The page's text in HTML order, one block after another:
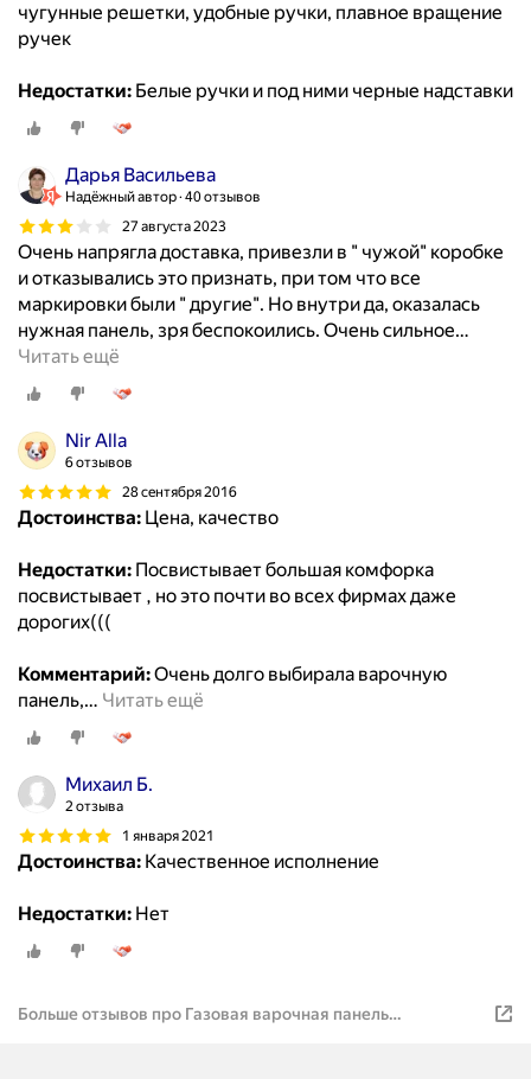
чугунные решетки, удобные ручки, плавное вращение
ручек
Недостатки: Белые ручки и под ними черные надставки
Дарья Васильева
Надёжный автор 40 отзывов
27 августа 2023
Очень напрягла доставка, привезли в " чужой" коробке
и отказывались это признать, при том что все
маркировки были " другие". Но внутри да, оказалась
нужная панель, зря беспокоились. Очень сильное…
Читать ещё
Nir Alla
6 отзывов
28 сентября 2016
Достоинства: Цена, качество
Недостатки: Посвистывает большая комфорка
посвистывает , но это почти во всех фирмах даже
дорогих(((
Комментарий:Очень долго выбирала варочную
панель,… Читать ещё
Михаил Б.
2 отзыва
1 января 2021
Достоинства: Качественное исполнение
Недостатки: Нет
Больше отзывов про Газовая варочная панель